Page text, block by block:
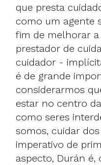
que presta
como um agente
fim de melhorar
prestador de
cuidador -
é de grande
considerarmos
estar no centro
como seres
somos, cuidar
imperativo de
aspecto, Durán é,